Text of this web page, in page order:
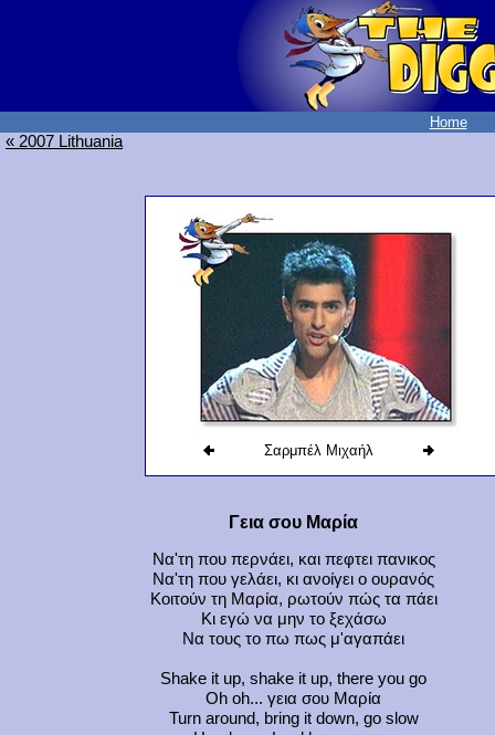
Home
« 2007 Lithuania
Σαρμπέλ Μιχαήλ
Γεια σου Μαρία
Να'τη που περνάει, και πεφτει πανικος
Να'τη που γελάει, κι ανοίγει ο ουρανός
Κοιτούν τη Μαρία, ρωτούν πώς τα πάει
Κι εγώ να μην το ξεχάσω
Να τους το πω πως μ'αγαπάει
Shake it up, shake it up, there you go
Oh oh... γεια σου Μαρία
Turn around, bring it down, go slow